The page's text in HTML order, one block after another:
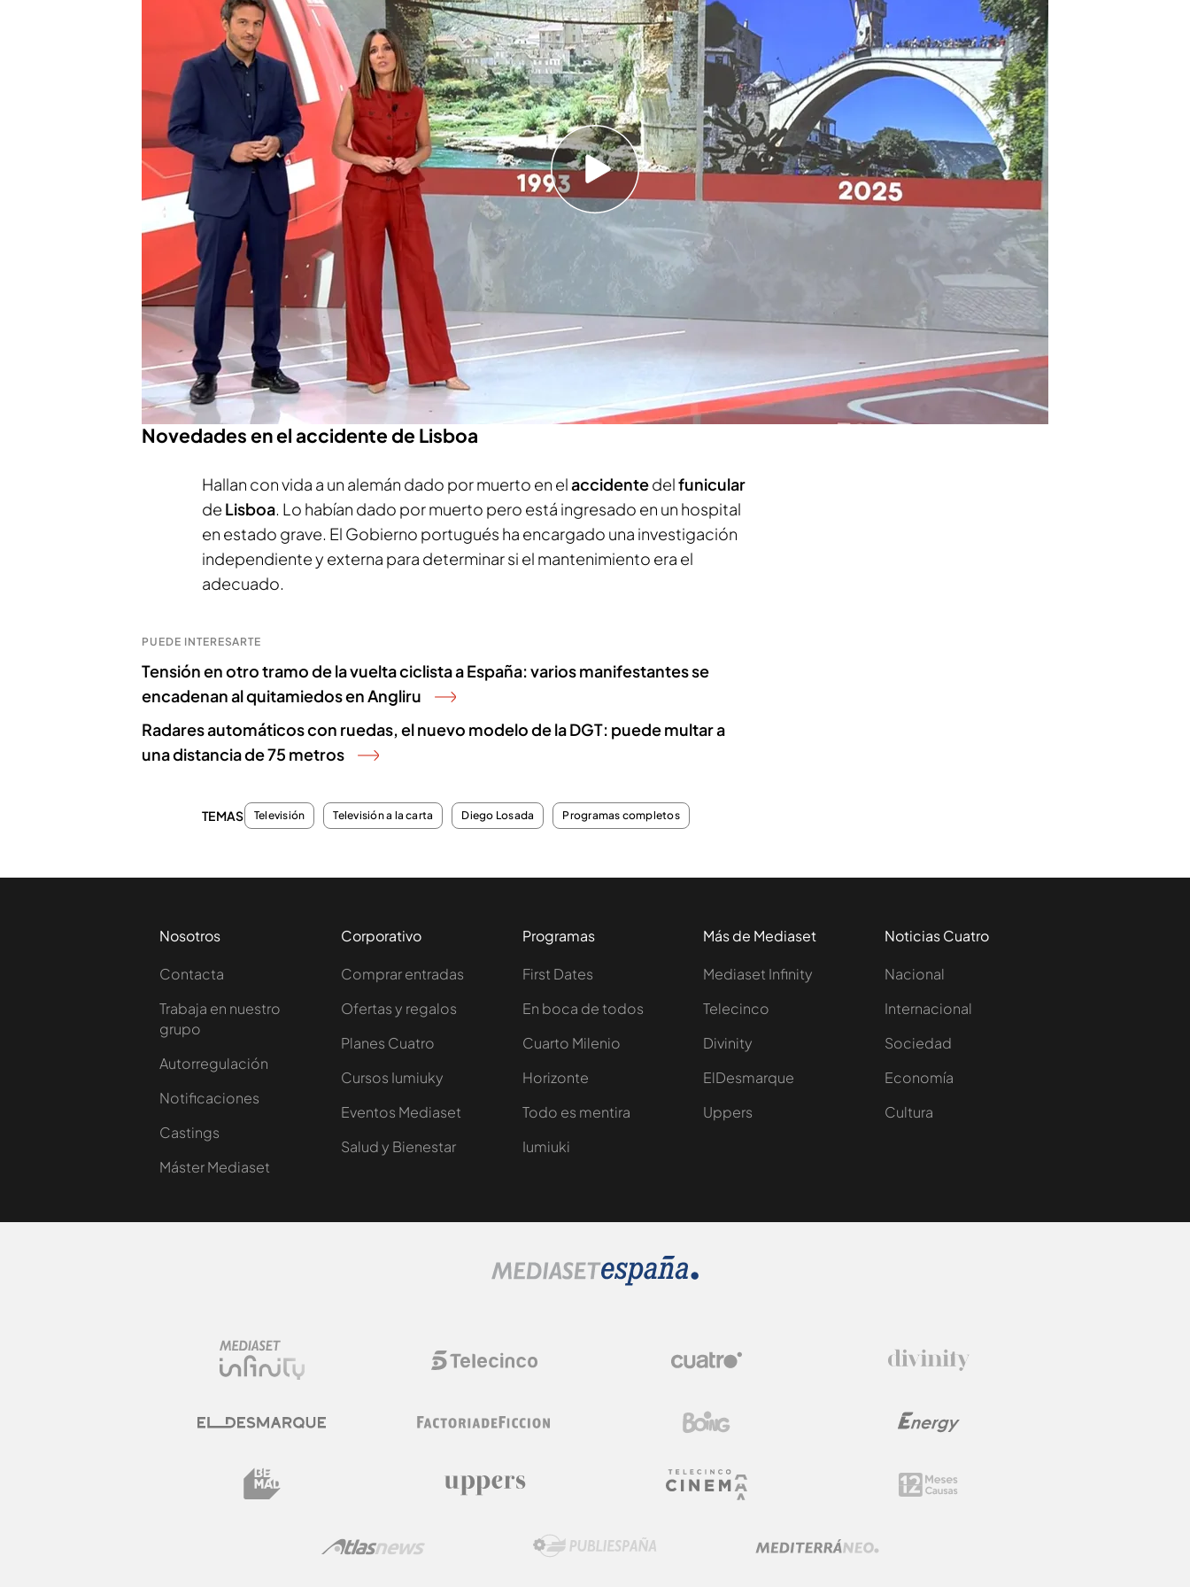
Israel bombardea en Gaza los edificios altos porque asegura que
Hamás se refugia en esos bloques
Hallan con vida a un alemán dado por muerto en el accidente del
funicular de Lisboa
Compartir
Israel bombardea edificios altos en Gaza
Israel bombardea en Gaza los edificios altos. Un bloque de 14 pisos
derrumbado en segundos mientras los gazatíes, que viven en tiendas en
las calles, huyen de la humareda. Según Israel, lo que queda deHamás
refugia en los edificios altos. Lo han hecho justo después de que el
ministro de defensa israelí amenazara con "abrir las puertas del infierno” en
la Franja.
Novedades en el accidente de Lisboa
Hallan con vida a un alemán dado por muerto en elaccidentedelfunicular
de Lisboa. Lo habían dado por muerto pero está ingresado en un hospital
en estado grave. El Gobierno portugués ha encargado una investigación
independiente y externa para determinar si el mantenimiento era el
adecuado.
PUEDE INTERESARTE
Tensión en otro tramo de la vuelta ciclista a España: varios manifestantes se
encadenan al quitamiedos en Angliru
Radares automáticos con ruedas, el nuevo modelo de la DGT: puede multar a
una distancia de 75 metros
TEMAS Televisión Televisión a la carta Diego Losada Programas completos
Nosotros
Contacta
Trabaja en nuestro
grupo
Autorregulación
Notificaciones
Castings
Máster Mediaset
Corporativo
Comprar entradas
Ofertas y regalos
Planes Cuatro
Cursos Iumiuky
Eventos Mediaset
Salud y Bienestar
Programas
First Dates
En boca de todos
Cuarto Milenio
Horizonte
Todo es mentira
Iumiuki
Más de Mediaset
Mediaset Infinity
Telecinco
Divinity
ElDesmarque
Uppers
Noticias Cuatro
Nacional
Internacional
Sociedad
Economía
Cultura